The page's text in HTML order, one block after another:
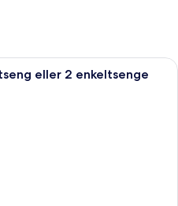
Et hotelværelse med en stor seng,
eller 2 enkeltsenge